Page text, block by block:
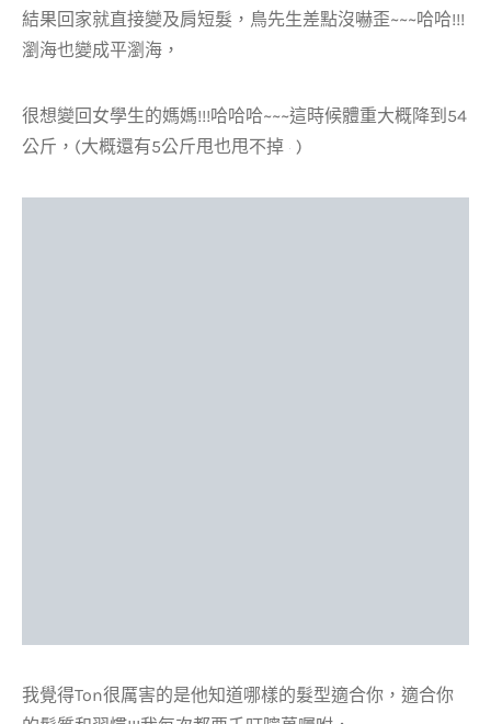
結果回家就直接變及肩短髮，鳥先生差點沒嚇歪~~~哈哈!!!
瀏海也變成平瀏海，
很想變回女學生的媽媽!!!哈哈哈~~~這時候體重大概降到54
公斤，(大概還有5公斤甩也甩不掉 )
我覺得Ton很厲害的是他知道哪樣的髮型適合你，適合你